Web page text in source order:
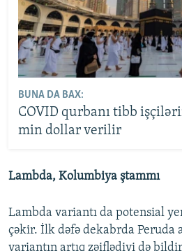
BUNA DA BAX:
COVID qurbanı tibb
min dollar verilir
Lambda, Kolumbiya ştammı
Lambda variantı da potensial
çəkir. İlk dəfə dekabrda Peruda
variantın artıq zəiflədiyi də